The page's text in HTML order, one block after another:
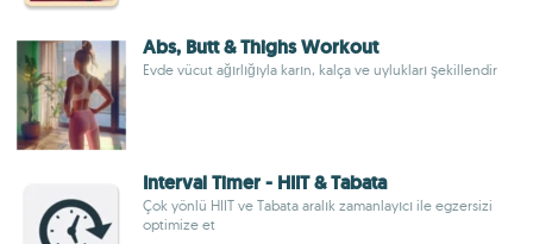
Abs, Butt & Thighs Workout
Evde vücut ağırlığıyla karın, kalça ve uylukları şekillendir
Interval Timer - HIIT & Tabata
Çok yönlü HIIT ve Tabata aralık zamanlayıcı ile egzersizi
optimize et